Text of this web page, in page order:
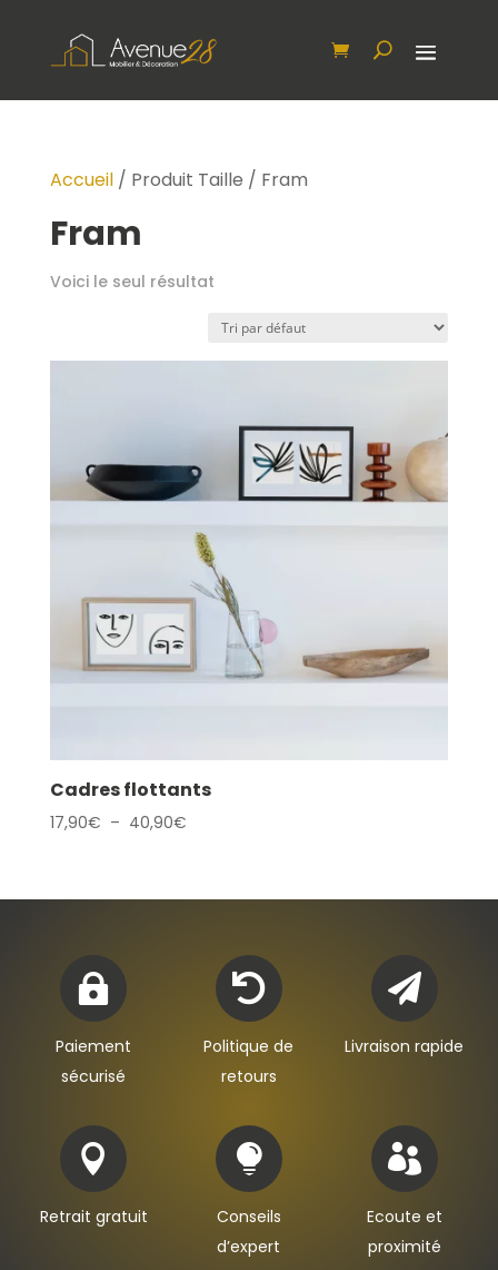
Accueil/ Produit Taille / Fram
Fram
Voici le seul résultat
Cadres flottants
17,90€ – 40,90€Plage
17,90€

Paiement
sécurisé

Politique de
retours

Livraison rapide

Retrait gratuit

Conseils
d’expert

Ecoute et
proximité